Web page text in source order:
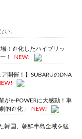
。
！進化したハイブリッ
！
NEW!
ア開催！】SUBARUのDNA
がe-POWERに大感動！車
的進化」
NEW!
韓国、朝鮮半島全域を猛